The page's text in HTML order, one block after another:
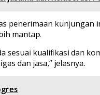
penerimaan kunjungan
mantap.
sesuai kualifikasi dan
dan jasa,” jelasnya.